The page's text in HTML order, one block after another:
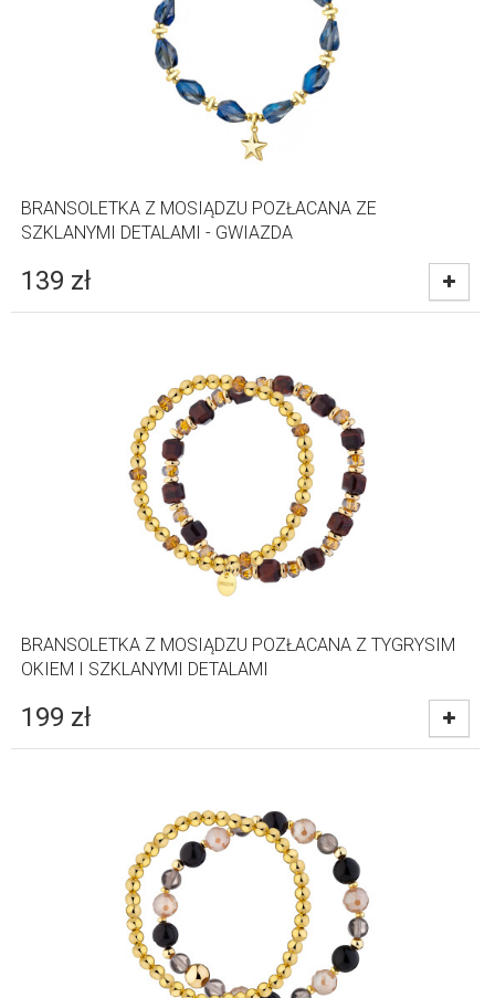
BRANSOLETKA Z MOSIĄDZU POZŁACANA ZE
SZKLANYMI DETALAMI - GWIAZDA
139 zł
BRANSOLETKA Z MOSIĄDZU POZŁACANA Z TYGRYSIM
OKIEM I SZKLANYMI DETALAMI
199 zł